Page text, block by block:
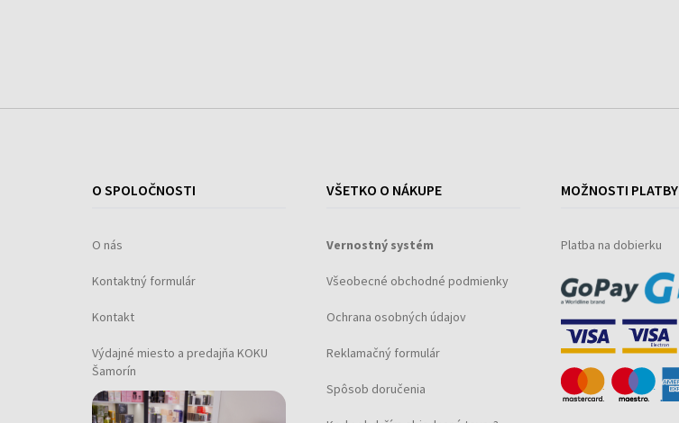
O SPOLOČNOSTI
O nás
Kontaktný formulár
Kontakt
Výdajné miesto a predajňa KOKU
Šamorín
VŠETKO O NÁKUPE
Vernostný systém
Všeobecné obchodné podmienky
Ochrana osobných údajov
Reklamačný formulár
Spôsob doručenia
MOŽNOSTI PLATBY
Platba na dobierku